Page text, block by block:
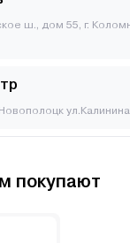
ш., дом 55, г.
ул.Калинина
покупают